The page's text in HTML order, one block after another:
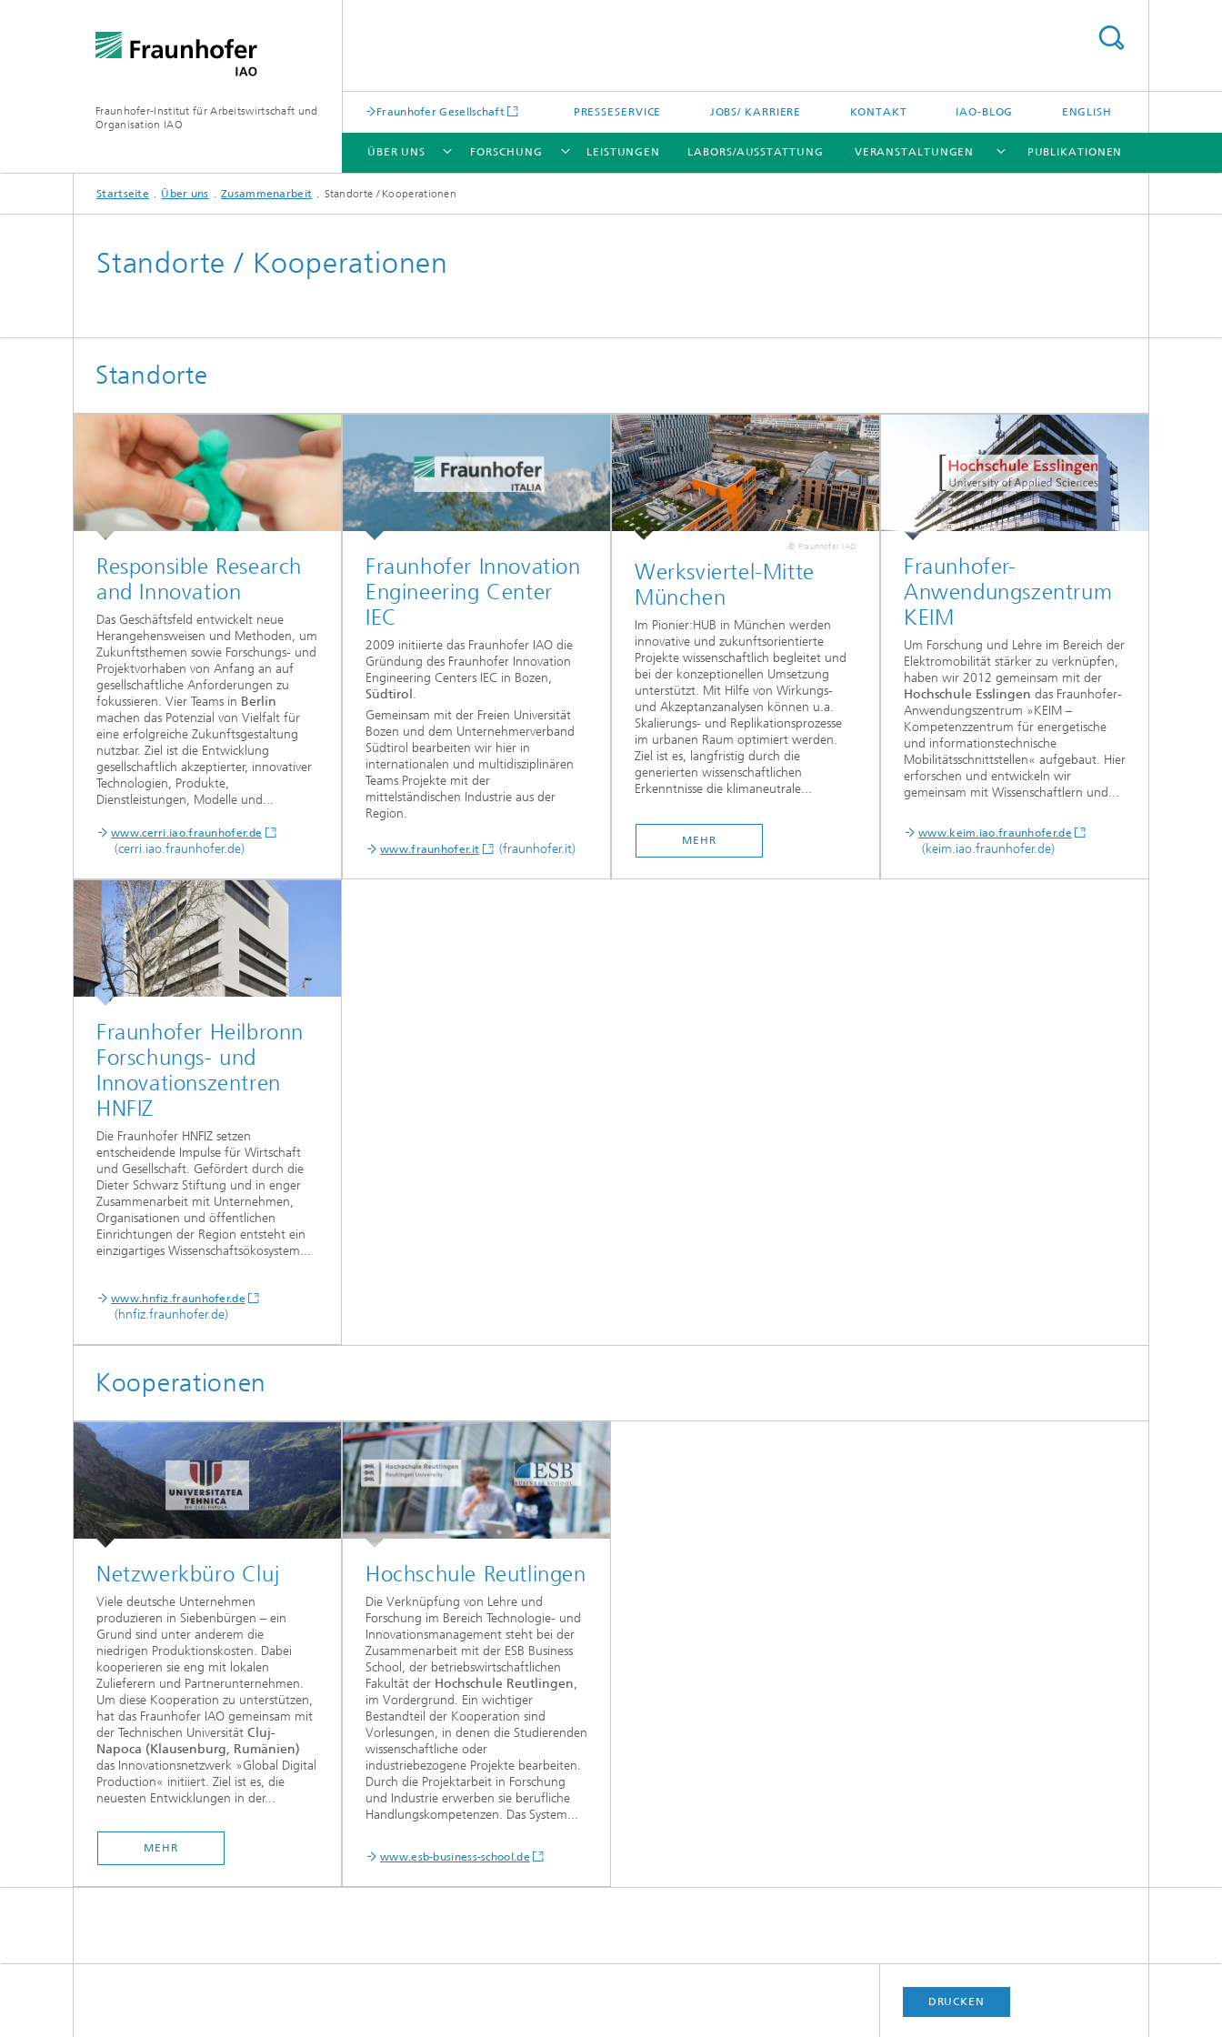
Fraunhofer-Institut für Arbeitswirtschaft und
Organisation IAO
Fraunhofer Gesellschaft PRESSESERVICE JOBS/ KARRIERE KONTAKT IAO-BLOG ENGLISH
ÜBER UNS
ÜBER UNS
FORSCHUNG
FORSCHUNG
LEISTUNGEN LABORS/AUSSTATTUNG VERANSTALTUNGEN
VERANSTALTUNGEN
PUBLIKATIONEN
Startseite Über uns Zusammenarbeit Standorte / Kooperationen
Standorte / Kooperationen
Standorte
Responsible Research
and Innovation
Das Geschäftsfeld entwickelt neue
Herangehensweisen und Methoden, um
Zukunftsthemen sowie Forschungs- und
Projektvorhaben von Anfang an auf
gesellschaftliche Anforderungen zu
fokussieren. Vier Teams in Berlin
machen das Potenzial von Vielfalt für
eine erfolgreiche Zukunftsgestaltung
nutzbar. Ziel ist die Entwicklung
gesellschaftlich akzeptierter, innovativer
Technologien, Produkte,
Dienstleistungen, Modelle und...
www.cerri.iao.fraunhofer.de
(cerri.iao.fraunhofer.de)
Fraunhofer Innovation
Engineering Center
IEC
2009 initiierte das Fraunhofer IAO die
Gründung des Fraunhofer Innovation
Engineering Centers IEC in Bozen,
Südtirol .
Gemeinsam mit der Freien Universität
Bozen und dem Unternehmerverband
Südtirol bearbeiten wir hier in
internationalen und multidisziplinären
Teams Projekte mit der
mittelständischen Industrie aus der
Region.
www.fraunhofer.it (fraunhofer.it)
© Fraunhofer IAO
Werksviertel-Mitte
München
Im Pionier:HUB in München werden
innovative und zukunftsorientierte
Projekte wissenschaftlich begleitet und
bei der konzeptionellen Umsetzung
unterstützt. Mit Hilfe von Wirkungs-
und Akzeptanzanalysen können u.a.
Skalierungs- und Replikationsprozesse
im urbanen Raum optimiert werden.
Ziel ist es, langfristig durch die
generierten wissenschaftlichen
Erkenntnisse die klimaneutrale...
MEHR
Fraunhofer-
Anwendungs­zentrum
KEIM
Um Forschung und Lehre im Bereich der
Elektromobilität stärker zu verknüpfen,
haben wir 2012 gemeinsam mit der
Hochschule Esslingen das Fraunhofer-
Anwendungszentrum »KEIM –
Kompetenzzentrum für energetische
und informationstechnische
Mobilitätsschnittstellen« aufgebaut. Hier
erforschen und entwickeln wir
gemeinsam mit Wissenschaftlern und...
www.keim.iao.fraunhofer.de
(keim.iao.fraunhofer.de)
Fraunhofer Heilbronn
Forschungs- und
Innovationszentren
HNFIZ
Die Fraunhofer HNFIZ setzen
entscheidende Impulse für Wirtschaft
und Gesellschaft. Gefördert durch die
Dieter Schwarz Stiftung und in enger
Zusammenarbeit mit Unternehmen,
Organisationen und öffentlichen
Einrichtungen der Region entsteht ein
einzigartiges Wissenschaftsökosystem...
www.hnfiz.fraunhofer.de
(hnfiz.fraunhofer.de)
Kooperationen
Netzwerkbüro Cluj
Viele deutsche Unternehmen
produzieren in Siebenbürgen – ein
Grund sind unter anderem die
niedrigen Produktionskosten. Dabei
kooperieren sie eng mit lokalen
Zulieferern und Partnerunternehmen.
Um diese Kooperation zu unterstützen,
hat das Fraunhofer IAO gemeinsam mit
der Technischen Universität Cluj-
Napoca (Klausenburg, Rumänien)
das Innovationsnetzwerk »Global Digital
Production« initiiert. Ziel ist es, die
neuesten Entwicklungen in der...
MEHR
Hochschule Reutlingen
Die Verknüpfung von Lehre und
Forschung im Bereich Technologie- und
Innovationsmanagement steht bei der
Zusammenarbeit mit der ESB Business
School, der betriebswirtschaftlichen
Fakultät der Hochschule Reutlingen,
im Vordergrund. Ein wichtiger
Bestandteil der Kooperation sind
Vorlesungen, in denen die Studierenden
wissenschaftliche oder
industriebezogene Projekte bearbeiten.
Durch die Projektarbeit in Forschung
und Industrie erwerben sie berufliche
Handlungskompetenzen. Das System...
www.esb-business-school.de
DRUCKEN